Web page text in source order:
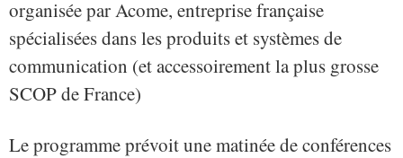
organisée par Acome, entreprise française
spécialisées dans les produits et systèmes de
communication (et accessoirement la plus grosse
SCOP de France)
Le programme prévoit une matinée de conférences